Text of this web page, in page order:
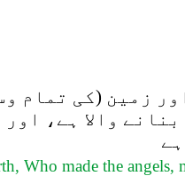
زمین (کی تمام
والا ہے،
Who made the